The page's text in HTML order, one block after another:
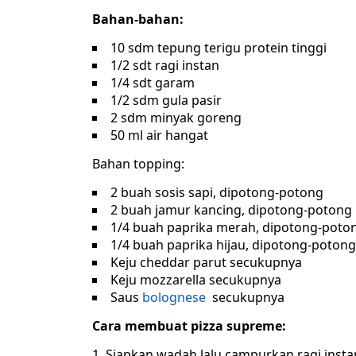
Bahan-bahan:
10 sdm tepung terigu protein tinggi
1/2 sdt ragi instan
1/4 sdt garam
1/2 sdm gula pasir
2 sdm minyak goreng
50 ml air hangat
Bahan topping:
2 buah sosis sapi, dipotong-potong
2 buah jamur kancing, dipotong-potong
1/4 buah paprika merah, dipotong-
1/4 buah paprika hijau, dipotong-potong
Keju cheddar parut secukupnya
Keju mozzarella secukupnya
Saus bolognese secukupnya
Cara membuat pizza supreme: